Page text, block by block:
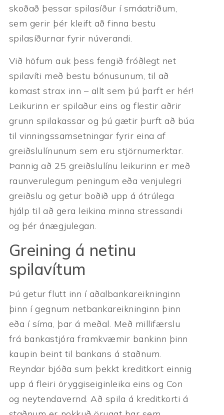
skoðað þessar spilasíður í smáatriðum,
sem gerir þér kleift að finna bestu
spilasíðurnar fyrir núverandi.
Við höfum auk þess fengið fróðlegt net
spilavíti með bestu bónusunum, til að
komast strax inn – allt sem þú þarft er hér!
Leikurinn er spilaður eins og flestir aðrir
grunn spilakassar og þú gætir þurft að búa
til vinningssamsetningar fyrir eina af
greiðslulínunum sem eru stjörnumerktar.
Þannig að 25 greiðslulínu leikurinn er með
raunverulegum peningum eða venjulegri
greiðslu og getur boðið upp á ótrúlega
hjálp til að gera leikina minna stressandi
og þér ánægjulegan.
Greining á netinu
spilavítum
Þú getur flutt inn í aðalbankareikninginn
þinn í gegnum netbankareikninginn þinn
eða í síma, þar á meðal. Með millifærslu
frá bankastjóra framkvæmir bankinn þinn
kaupin beint til bankans á staðnum.
Reyndar bjóða sum þekkt kreditkort einnig
upp á fleiri öryggiseiginleika eins og Con
og neytendavernd. Að spila á kreditkorti á